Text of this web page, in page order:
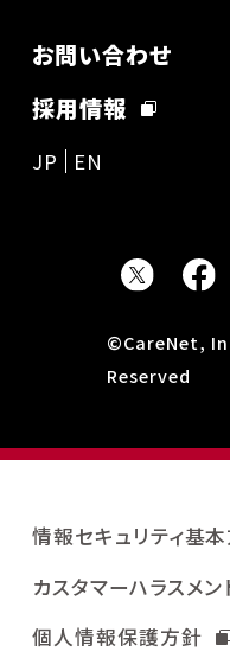
お問い合わせ
採用情報
JP EN
©CareNet,
Reserved
情報セキュリティ基
カスタマーハラスメン
個人情報保護方針